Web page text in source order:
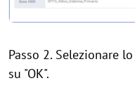
Passo 2. Selezionare
su "OK".